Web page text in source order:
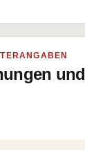
und